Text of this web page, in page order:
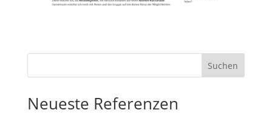
Suchen
Neueste Referenzen